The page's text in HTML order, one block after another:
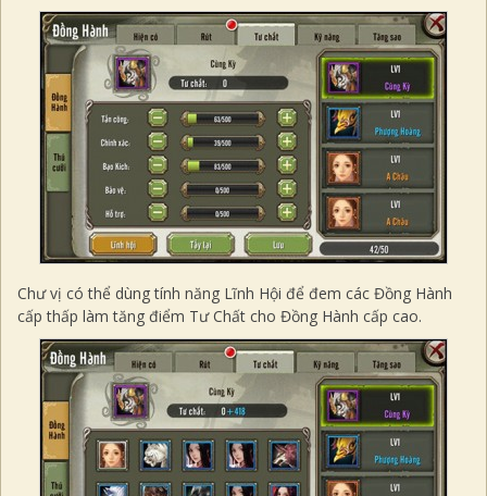
Chư vị có thể dùng tính năng Lĩnh Hội để đem các Đồng Hành
cấp thấp làm tăng điểm Tư Chất cho Đồng Hành cấp cao.